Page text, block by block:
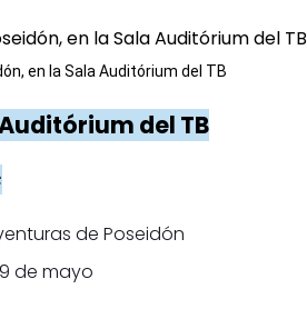
en la Sala Auditórium del TB
del TB
de Poseidón
de mayo